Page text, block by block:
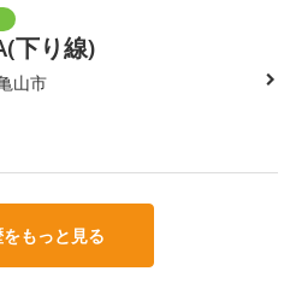
下り線)
山市
もっと見る